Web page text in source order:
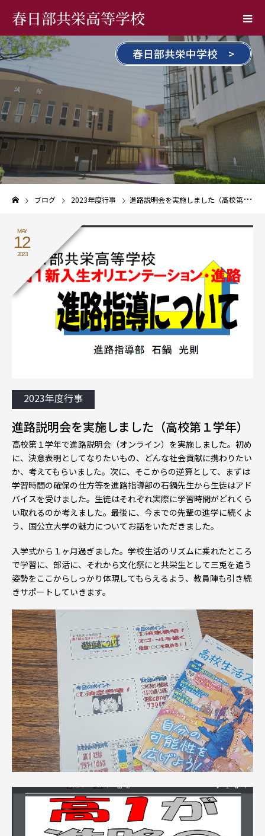
春日部共栄高等学校
春日部共栄中学校 >
ブログ 2023年度行事 進路説明会を実施しました（高校第１学年）
MAY
12
2023
2023年度行事
進路説明会を実施しました（高校第１学年）
高校第１学年で進路説明会（オンライン）を実施しました。初め
に、決意表明としてなりたいもの、どんな社会貢献に携わりたい
か、考えてもらいました。次に、そこからの逆算として、まずは
学習時間の確保の仕方等を進路指導部の石鍋先生から生徒はアド
バイスを受けました。生徒はそれぞれ実際に学習時間がどれくら
い取れるのか考えました。最後に、今までの先輩の進学に続くよ
う、国公立大学の魅力についてお話をいただきました。
入学式から１ヶ月過ぎました。学校生活のリズムに乗れたところ
で学習に、部活に、それから文化祭にと共栄生として三兎を追う
姿勢をここからしっかり体現してもらえるよう、教員陣も引き続
きサポートしていきます。